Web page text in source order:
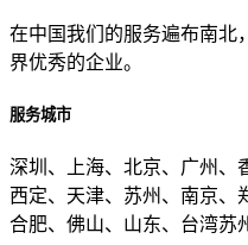
在中国我们的服务遍布南北
界优秀的企业。
服务城市
深圳、上海、北京、广州、
西定、天津、苏州、南京、
合肥、佛山、山东、台湾苏